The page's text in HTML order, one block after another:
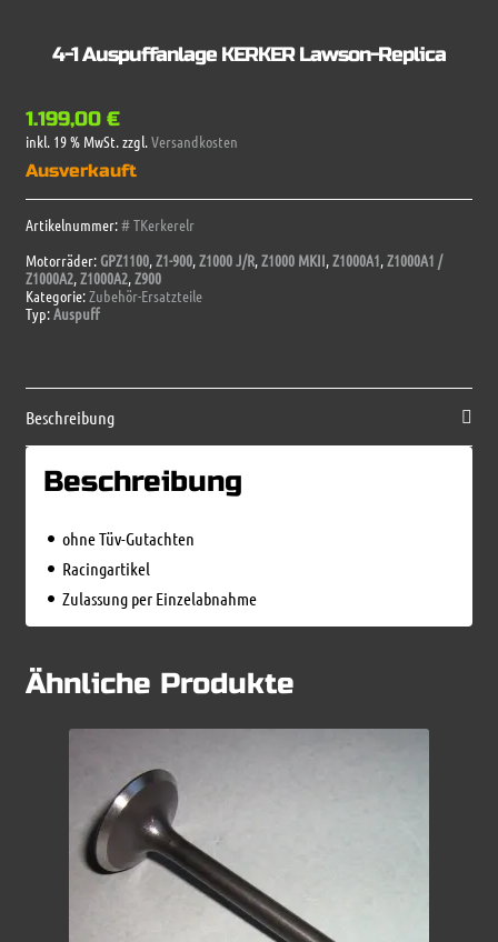
4-1 Auspuffanlage KERKER Lawson-Replica
1.199,00 €
inkl. 19 % MwSt.zzgl.Versandkosten
Ausverkauft
Artikelnummer:# TKerkerelr
Motorräder: GPZ1100,Z1-900,Z1000 J/R,Z1000 MKII,Z1000A1,Z1000A1 /
Z1000A2,Z1000A2,Z900
Kategorie:Zubehör-Ersatzteile
Typ:Auspuff
Beschreibung
Beschreibung
ohne Tüv-Gutachten
Racingartikel
Zulassung per Einzelabnahme
Ähnliche Produkte